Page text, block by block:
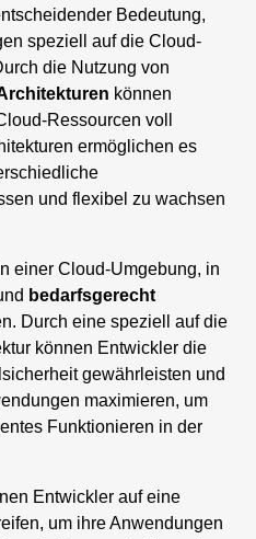
Bedeutung,
speziell auf die Cloud-
die Nutzung von
können
Ressourcen voll
ermöglichen es
und flexibel zu wachsen
einer Cloud-Umgebung, in
bedarfsgerecht
Durch eine speziell auf die
können Entwickler die
gewährleisten und
maximieren, um
Funktionieren in der
Entwickler auf eine
um ihre Anwendungen